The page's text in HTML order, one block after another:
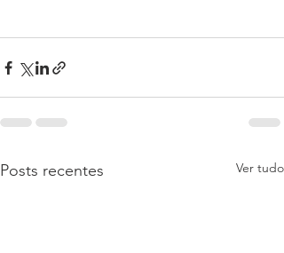
Posts recentes Ver tudo